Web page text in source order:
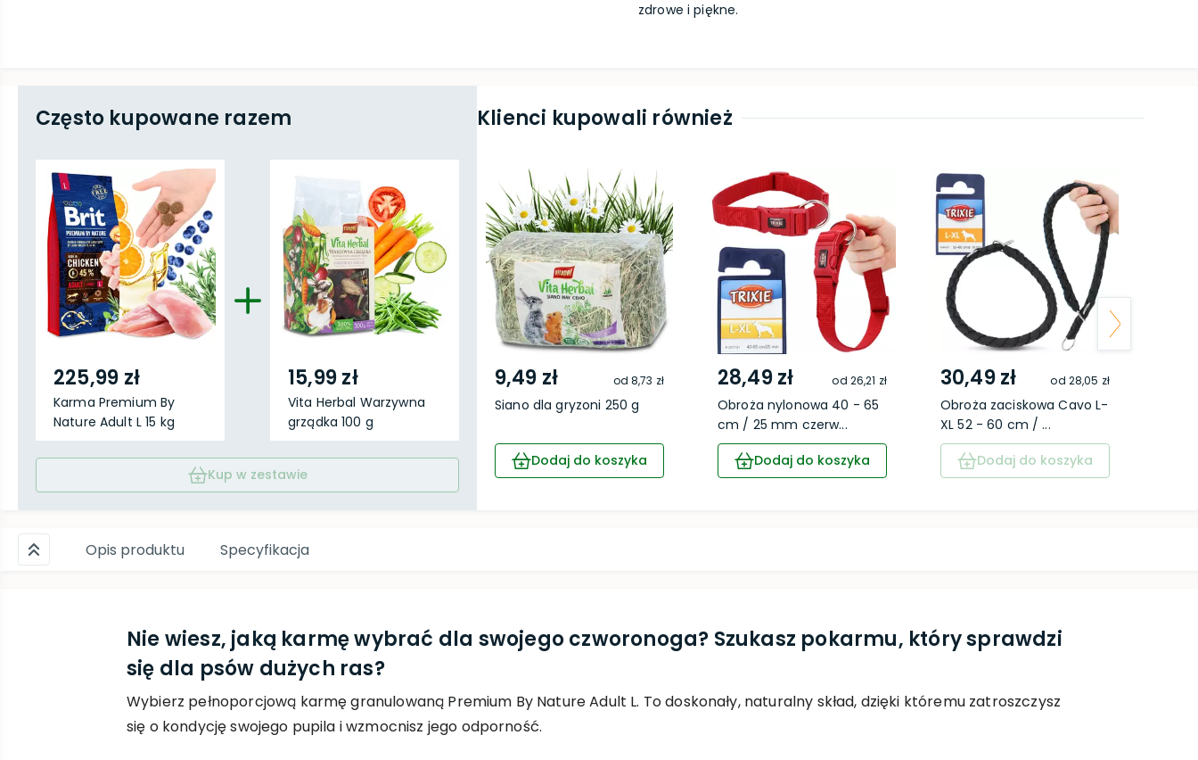
zdrowe i piękne.
Często kupowane razem
225,99 zł
Karma Premium By
Nature Adult L 15 kg
15,99 zł
Vita Herbal Warzywna
grządka 100 g
Kup w zestawie
Klienci kupowali również
9,49 zł od8,73 zł
Siano dla gryzoni 250 g
Dodaj do koszyka
28,49 zł od 26,21 zł
Obroża nylonowa 40 - 65
cm / 25 mm czerw...
Dodaj do koszyka
30,49 zł od 28,05 zł
Obroża zaciskowa Cavo L-
XL 52 - 60 cm / ...
Dodaj do koszyka
Opis produktu Specyfikacja
Nie wiesz, jaką karmę wybrać dla swojego czworonoga? Szukasz pokarmu, który sprawdzi
się dla psów dużych ras?
Wybierz pełnoporcjową karmę granulowaną Premium By Nature Adult L. To doskonały, naturalny skład, dzięki któremu zatroszczysz
się o kondycję swojego pupila i wzmocnisz jego odporność.